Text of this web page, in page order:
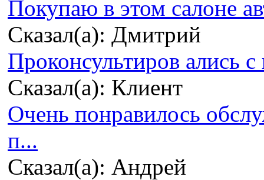
Покупаю в этом салоне
Сказал(а): Дмитрий
Проконсультиров ались
Сказал(а): Клиент
Очень понравилось
п...
Сказал(а): Андрей